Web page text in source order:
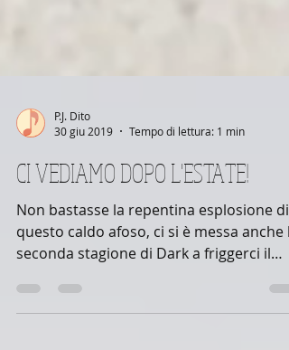
CI VEDIAMO DOPO L'ESTATE!
Non bastasse la repentina esplosione di
questo caldo afoso, ci si è messa anche la
seconda stagione di Dark a friggerci il